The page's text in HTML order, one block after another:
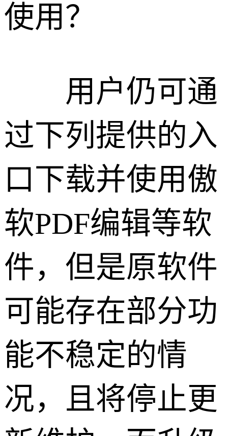
使用？
用户仍可通
过下列提供的入
口下载并使用傲
软PDF编辑等软
件，但是原软件
可能存在部分功
能不稳定的情
况，且将停止更